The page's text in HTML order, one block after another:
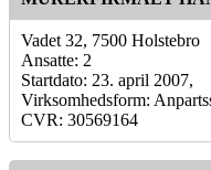
Vadet 32, 7500 Holstebro
Ansatte: 2
Startdato: 23. april 2007,
Virksomhedsform:
CVR: 30569164